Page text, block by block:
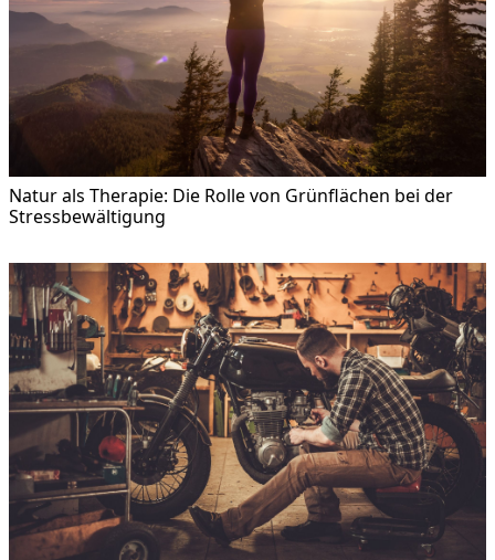
Natur als Therapie: Die Rolle von Grünflächen bei der
Stressbewältigung